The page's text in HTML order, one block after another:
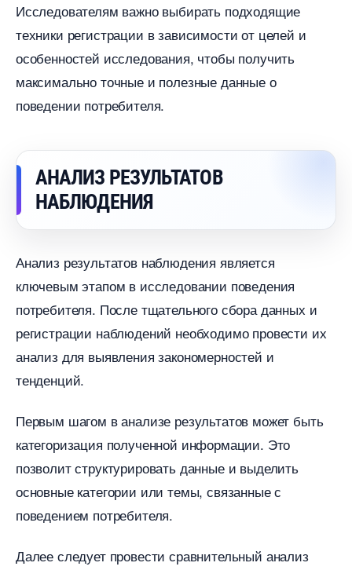
Исследователям важно выбирать подходящие
техники регистрации в зависимости от целей и
особенностей исследования, чтобы получить
максимально точные и полезные данные о
поведении потребителя.
АНАЛИЗ РЕЗУЛЬТАТО
НАБЛЮДЕНИЯ
Анализ результатов наблюдения является
ключевым этапом в исследовании поведения
потребителя. После тщательного сбора данных и
регистрации наблюдений необходимо провести их
анализ для выявления закономерностей и
тенденций.
Первым шагом в анализе результатов может быть
категоризация полученной информации. Это
позволит структурировать данные и выделить
основные категории или темы, связанные с
поведением потребителя.
Далее следует провести сравнительный анализ